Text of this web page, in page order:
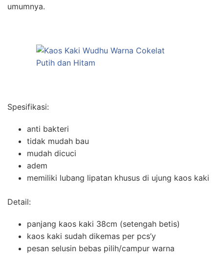
umumnya.
Spesifikasi:
anti bakteri
tidak mudah bau
mudah dicuci
adem
memiliki lubang lipatan khusus di ujung kaos kaki
Detail:
panjang kaos kaki 38cm (setengah betis)
kaos kaki sudah dikemas per pcs’y
pesan selusin bebas pilih/campur warna